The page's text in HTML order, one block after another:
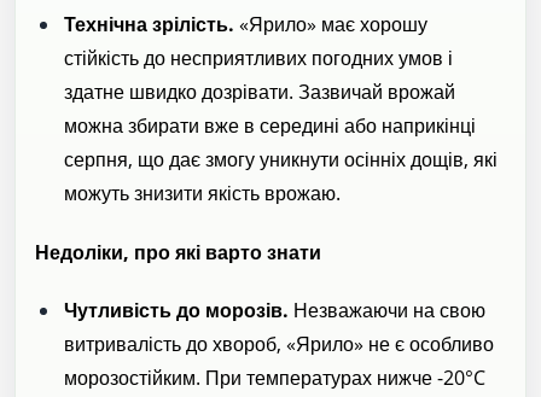
Технічна зрілість. «Ярило» має хорошу
стійкість до несприятливих погодних умов і
здатне швидко дозрівати. Зазвичай врожай
можна збирати вже в середині або наприкінці
серпня, що дає змогу уникнути осінніх дощів, які
можуть знизити якість врожаю.
Недоліки, про які варто знати
Чутливість до морозів. Незважаючи на свою
витривалість до хвороб, «Ярило» не є особливо
морозостійким. При температурах нижче -20°C